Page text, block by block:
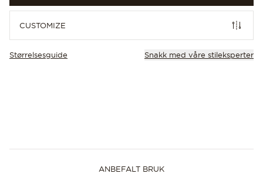
CUSTOMIZE
Størrelsesguide Snakk med våre stileksperter
ANBEFALT BRUK